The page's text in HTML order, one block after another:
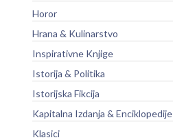
Horor
Hrana & Kulinarstvo
Inspirativne Knjige
Istorija & Politika
Istorijska Fikcija
Kapitalna Izdanja & Enciklopedije
Klasici